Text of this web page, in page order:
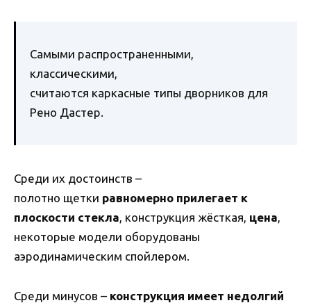
Самыми распространенными,
классическими,
считаются каркасные типы дворников для
Рено Дастер.
Среди их достоинств –
полотно щетки равномерно прилегает к
плоскости стекла, конструкция жёсткая, цена,
некоторые модели оборудованы
аэродинамическим спойлером.
Среди минусов – конструкция имеет недолгий